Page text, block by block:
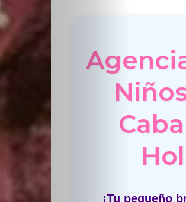
¡Tu pequeño